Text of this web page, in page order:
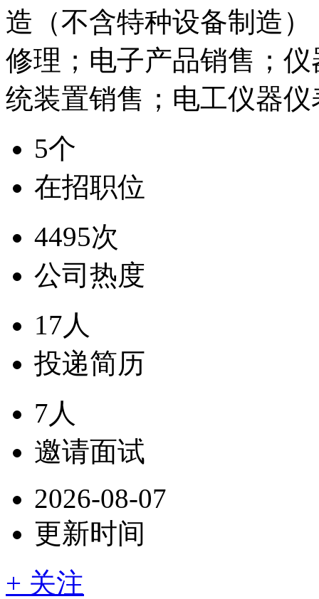
造（不含特种设备制造
修理；电子产品销售；
统装置销售；电工仪器
5个
在招职位
4495次
公司热度
17人
投递简历
7人
邀请面试
2026-08-07
更新时间
+ 关注